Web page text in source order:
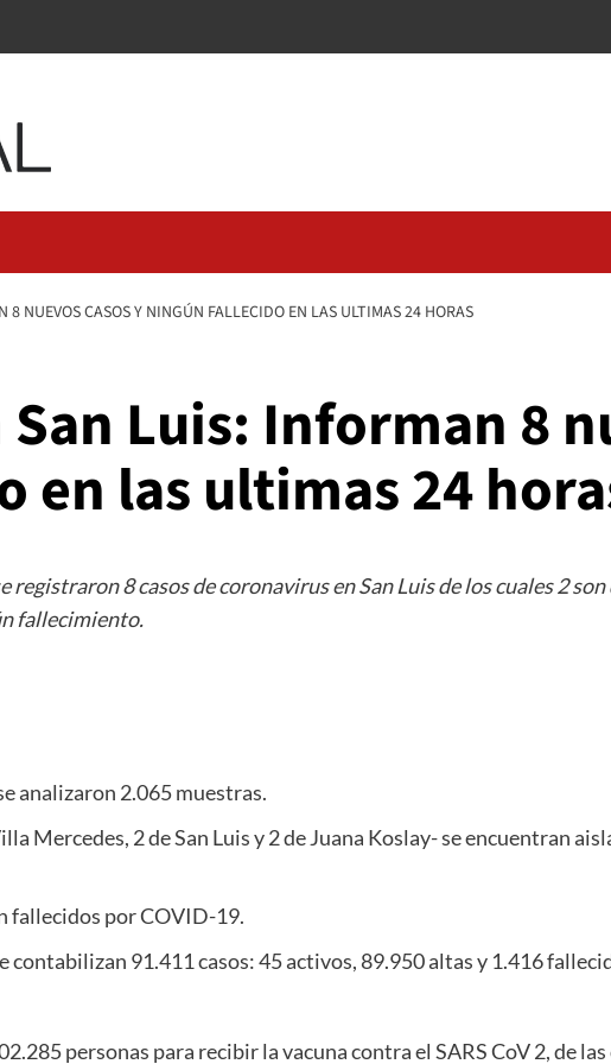
8 NUEVOS CASOS Y NINGÚN FALLECIDO EN LAS ULTIMAS 24 HORAS
Luis: Informan 8
en las ultimas 24
8 casos de coronavirus en San Luis de los cuales 2
fallecimiento.
analizaron 2.065 muestras.
Mercedes, 2 de San Luis y 2 de Juana Koslay- se encuentran
fallecidos por COVID-19.
contabilizan 91.411 casos: 45 activos, 89.950 altas y 1.416
personas para recibir la vacuna contra el SARS CoV 2, de